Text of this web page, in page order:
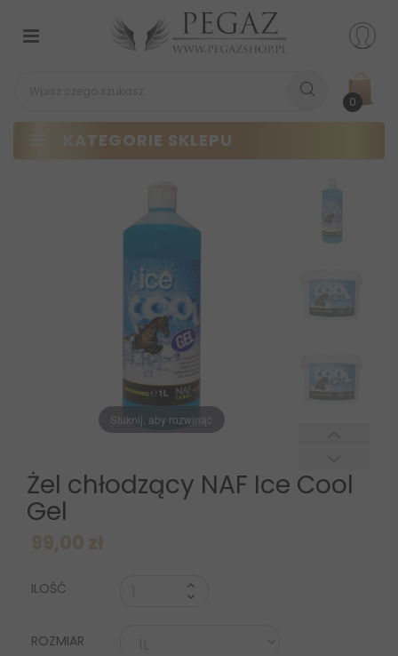
0
KATEGORIE SKLEPU
Przełącz
nawigacji
Stuknij, aby rozwinąć
Żel chłodzący NAF Ice Cool
Gel
ILOŚĆ
ROZMIAR